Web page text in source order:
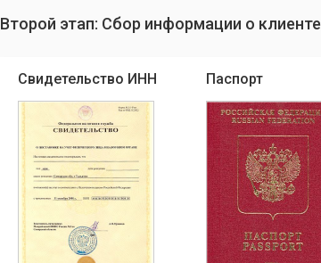
Второй этап: Сбор информации о клиенте
Свидетельство ИНН Паспорт